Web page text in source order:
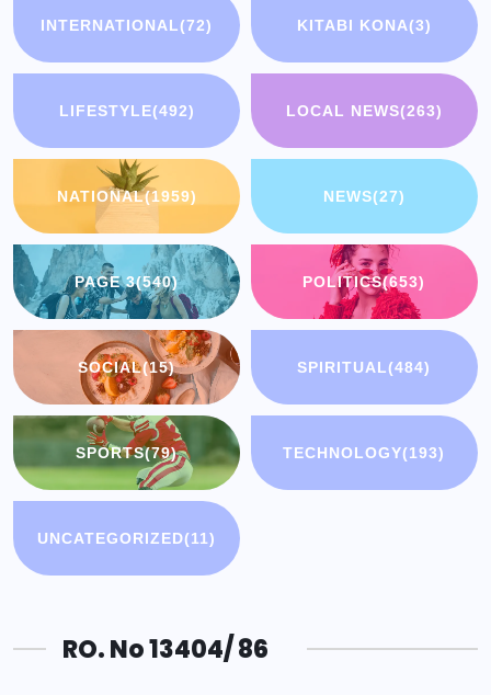
INTERNATIONAL(72) KITABI KONA(3)
LIFESTYLE(492) LOCAL NEWS(263)
NATIONAL(1959) NEWS(27)
PAGE 3(540) POLITICS(653)
SOCIAL(15) SPIRITUAL(484)
SPORTS(79) TECHNOLOGY(193)
UNCATEGORIZED(11)
RO. No 13404/ 86